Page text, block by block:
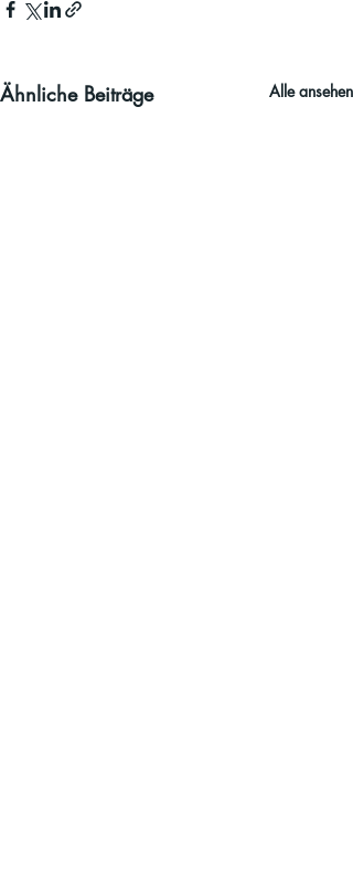
Ähnliche Beiträge Alle ansehen